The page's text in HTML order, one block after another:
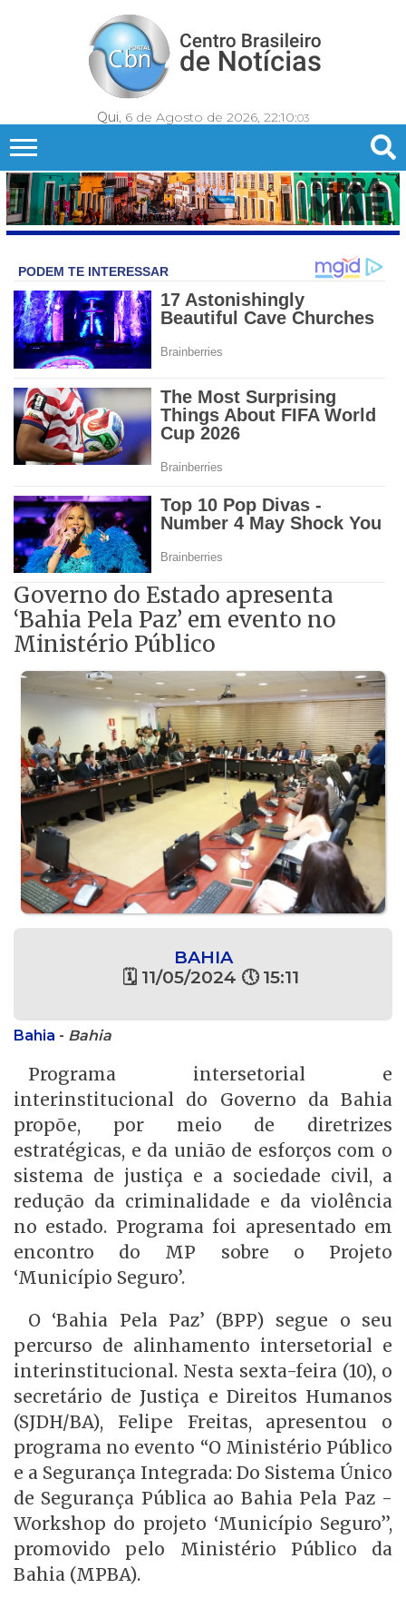
Qui, 6 de Agosto de 2026, 22:10:06
Governo do Estado apresenta
‘Bahia Pela Paz’ em evento no
Ministério Público
BAHIA
🗓 11/05/2024 🕔 15:11
Bahia - Bahia
Programa intersetorial e
interinstitucional do Governo da Bahia
propõe, por meio de diretrizes
estratégicas, e da união de esforços com o
sistema de justiça e a sociedade civil, a
redução da criminalidade e da violência
no estado. Programa foi apresentado em
encontro do MP sobre o Projeto
‘Município Seguro’.
O ‘Bahia Pela Paz’ (BPP) segue o seu
percurso de alinhamento intersetorial e
interinstitucional. Nesta sexta-feira (10), o
secretário de Justiça e Direitos Humanos
(SJDH/BA), Felipe Freitas, apresentou o
programa no evento “O Ministério Público
e a Segurança Integrada: Do Sistema Único
de Segurança Pública ao Bahia Pela Paz -
Workshop do projeto ‘Município Seguro’’,
promovido pelo Ministério Público da
Bahia (MPBA).